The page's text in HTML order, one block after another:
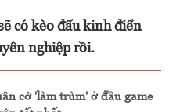
có kèo đấu kinh điển
nghiệp rồi.
cờ 'làm trùm' ở đầu game